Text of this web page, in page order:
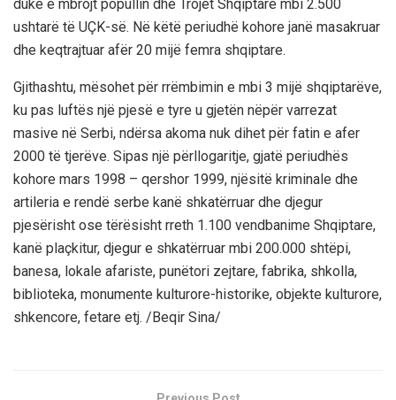
duke e mbrojt popullin dhe Trojet Shqiptare mbi 2.500
ushtarë të UÇK-së. Në këtë periudhë kohore janë masakruar
dhe keqtrajtuar afër 20 mijë femra shqiptare.
Gjithashtu, mësohet për rrëmbimin e mbi 3 mijë shqiptarëve,
ku pas luftës një pjesë e tyre u gjetën nëpër varrezat
masive në Serbi, ndërsa akoma nuk dihet për fatin e afer
2000 të tjerëve. Sipas një përllogaritje, gjatë periudhës
kohore mars 1998 – qershor 1999, njësitë kriminale dhe
artileria e rendë serbe kanë shkatërruar dhe djegur
pjesërisht ose tërësisht rreth 1.100 vendbanime Shqiptare,
kanë plaçkitur, djegur e shkatërruar mbi 200.000 shtëpi,
banesa, lokale afariste, punëtori zejtare, fabrika, shkolla,
biblioteka, monumente kulturore-historike, objekte kulturore,
shkencore, fetare etj. /Beqir Sina/